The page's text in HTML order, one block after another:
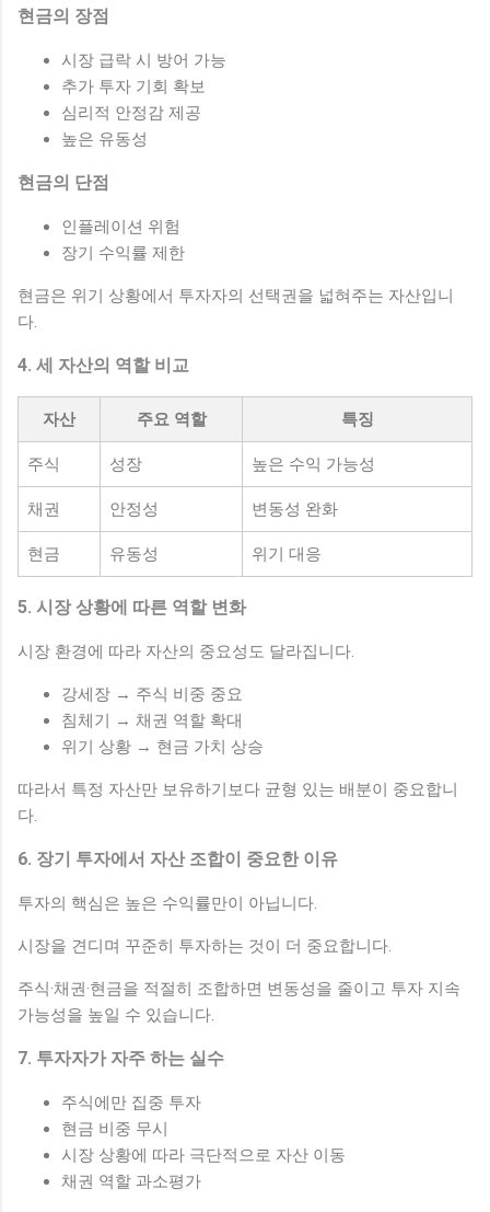
현금의 장점
시장 급락 시 방어 가능
추가 투자 기회 확보
심리적 안정감 제공
높은 유동성
현금의 단점
인플레이션 위험
장기 수익률 제한
현금은 위기 상황에서 투자자의 선택권을 넓혀주는 자산입니
다.
4. 세 자산의 역할 비교
자산 주요 역할 특징
주식 성장 높은 수익 가능성
채권 안정성 변동성 완화
현금 유동성 위기 대응
5. 시장 상황에 따른 역할 변화
시장 환경에 따라 자산의 중요성도 달라집니다.
강세장 → 주식 비중 중요
침체기 → 채권 역할 확대
위기 상황 → 현금 가치 상승
따라서 특정 자산만 보유하기보다 균형 있는 배분이 중요합니
다.
6. 장기 투자에서 자산 조합이 중요한 이유
투자의 핵심은 높은 수익률만이 아닙니다.
시장을 견디며 꾸준히 투자하는 것이 더 중요합니다.
주식·채권·현금을 적절히 조합하면 변동성을 줄이고 투자 지속
가능성을 높일 수 있습니다.
7. 투자자가 자주 하는 실수
주식에만 집중 투자
현금 비중 무시
시장 상황에 따라 극단적으로 자산 이동
채권 역할 과소평가